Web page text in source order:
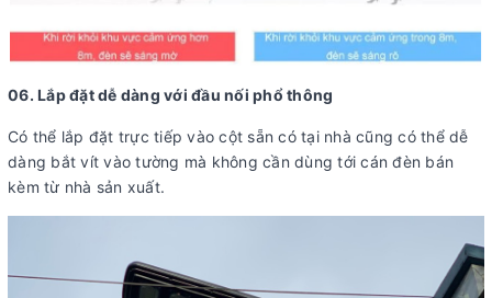
06. Lắp đặt dễ dàng với đầu nối phổ thông
Có thể lắp đặt trực tiếp vào cột sẵn có tại nhà cũng có thể dễ
dàng bắt vít vào tường mà không cần dùng tới cán đèn bán
kèm từ nhà sản xuất.